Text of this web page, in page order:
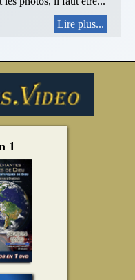
Lire plus...
1